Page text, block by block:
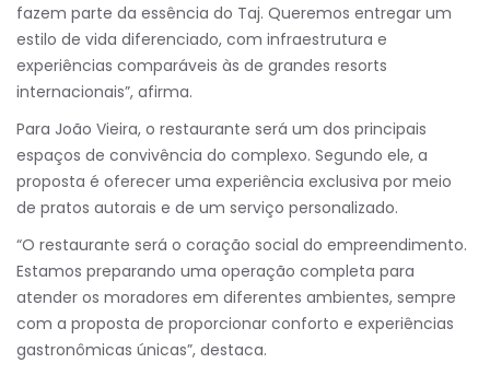
fazem parte da essência do Taj. Queremos entregar um
estilo de vida diferenciado, com infraestrutura e
experiências comparáveis às de grandes resorts
internacionais”, afirma.
Para João Vieira, o restaurante será um dos principais
espaços de convivência do complexo. Segundo ele, a
proposta é oferecer uma experiência exclusiva por meio
de pratos autorais e de um serviço personalizado.
“O restaurante será o coração social do empreendimento.
Estamos preparando uma operação completa para
atender os moradores em diferentes ambientes, sempre
com a proposta de proporcionar conforto e experiências
gastronômicas únicas”, destaca.